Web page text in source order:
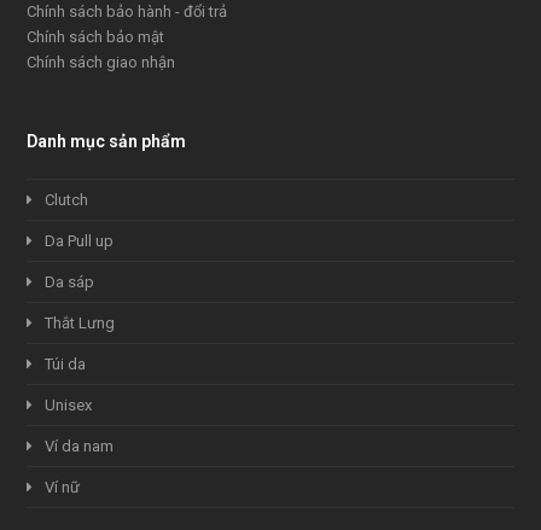
Chính sách bảo hành - đổi trả
Chính sách bảo mật
Chính sách giao nhận
Danh mục sản phẩm
Clutch
Da Pull up
Da sáp
Thắt Lưng
Túi da
Unisex
Ví da nam
Ví nữ